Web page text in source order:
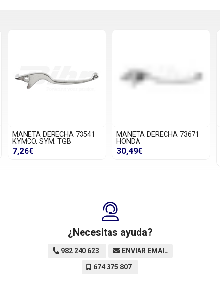
MANETA DERECHA 73541
KYMCO, SYM, TGB
7,26€
MANETA DERECHA 73671
HONDA
30,49€
¿Necesitas ayuda?
982 240 623 ENVIAR EMAIL
674 375 807